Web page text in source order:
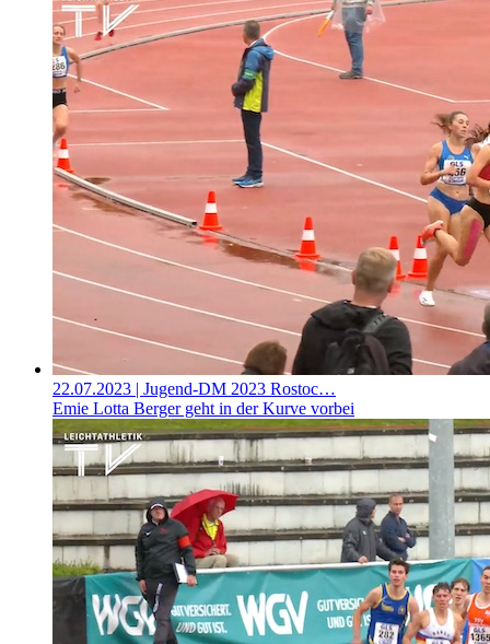
22.07.2023 | Jugend-DM 2023 Rostoc…
Emie Lotta Berger geht in der Kurve vorbei